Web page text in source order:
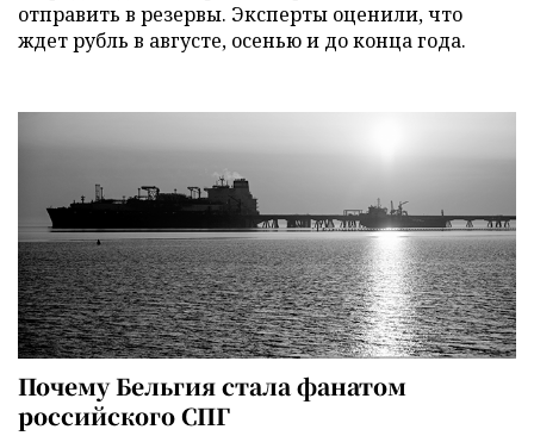
отправить в резервы. Эксперты оценили, что
ждет рубль в августе, осенью и до конца года.
Почему Бельгия стала фанатом
российского СПГ